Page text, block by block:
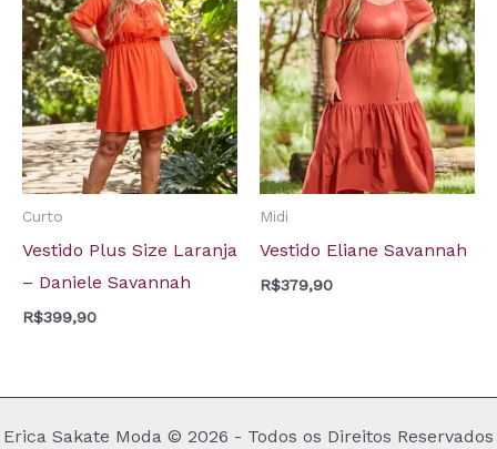
Curto
Vestido Plus Size Laranja
– Daniele Savannah
R$399,90
Midi
Vestido Eliane Savannah
R$379,90
Erica Sakate Moda © 2026 - Todos os Direitos Reservados